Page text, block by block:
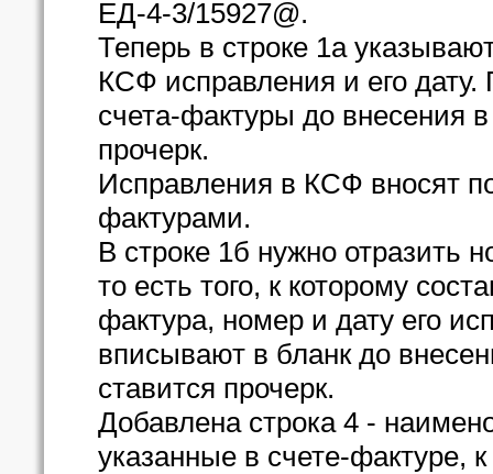
ЕД-4-3/15927@.
Теперь в строке 1а
КСФ исправления и его дату.
счета-фактуры до внесения в
прочерк.
Исправления в КСФ вносят
фактурами.
В строке 1б нужно отразить
то есть того, к которому
фактура, номер и дату его
вписывают в бланк до
ставится прочерк.
Добавлена строка 4 -
указанные в счете-фактуре,